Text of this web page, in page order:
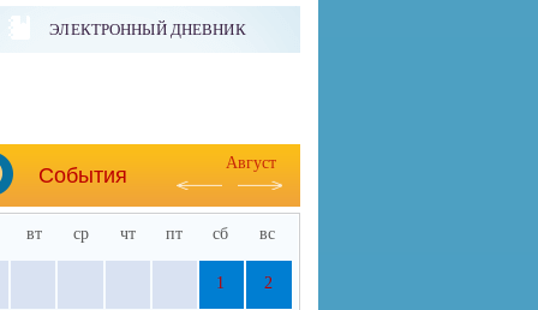
ЭЛЕКТРОННЫЙ ДНЕВНИК
События
Август
вт ср чт пт сб вс
1 2